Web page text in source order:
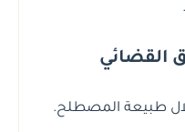
القضائي
طبيعة المصطلح.